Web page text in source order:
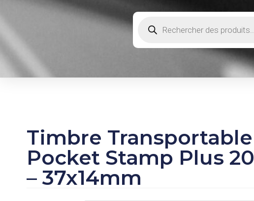
Timbre Transportable
Pocket Stamp Plus 20
– 37x14mm